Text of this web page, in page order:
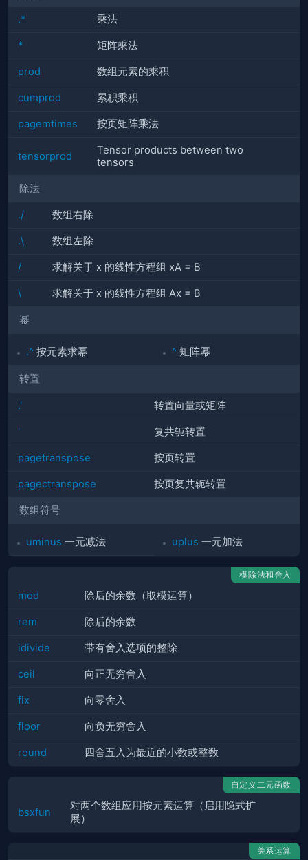
.* 乘法
* 矩阵乘法
prod 数组元素的乘积
cumprod 累积乘积
pagemtimes 按页矩阵乘法
tensorprod
Tensor products between two
tensors
除法
./ 数组右除
.\ 数组左除
/ 求解关于 x 的线性方程组 xA = B
\ 求解关于 x 的线性方程组 Ax = B
幂
.^ 按元素求幂 ^ 矩阵幂
转置
.' 转置向量或矩阵
' 复共轭转置
pagetranspose 按页转置
pagectranspose 按页复共轭转置
数组符号
uminus 一元减法 uplus 一元加法
模除法和舍入
mod 除后的余数（取模运算）
rem 除后的余数
idivide 带有舍入选项的整除
ceil 向正无穷舍入
fix 向零舍入
floor 向负无穷舍入
round 四舍五入为最近的小数或整数
自定义二元函数
bsxfun
对两个数组应用按元素运算（启用隐式扩
展）
关系运算